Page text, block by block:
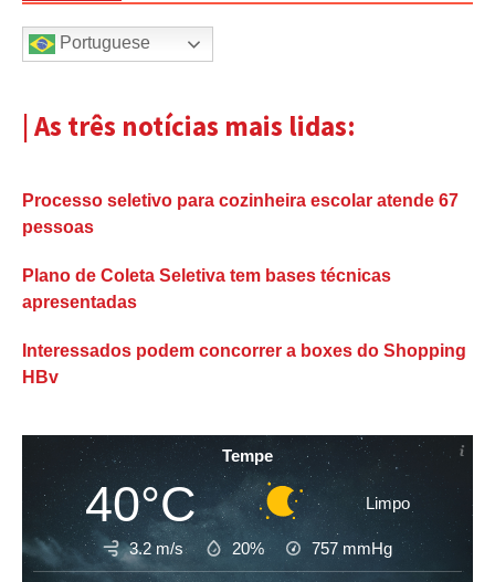
Portuguese
| As três notícias mais lidas:
Processo seletivo para cozinheira escolar atende 67
pessoas
Plano de Coleta Seletiva tem bases técnicas
apresentadas
Interessados podem concorrer a boxes do Shopping
HBv
Tempe
40°C Limpo
3.2 m/s 20% 757 mmHg